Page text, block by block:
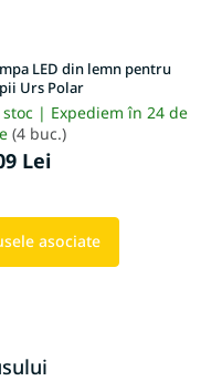
LED din lemn pentru
Urs Polar
| Expediem în 24 de
(4 buc.)
Lei
asociate